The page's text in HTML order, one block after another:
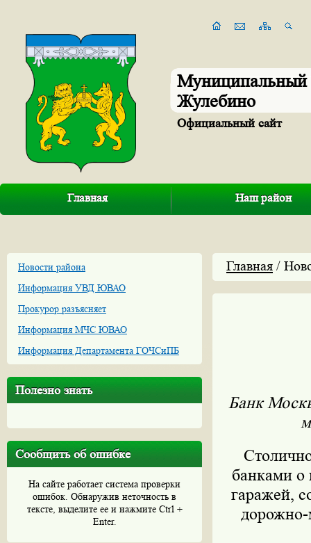
Муниципальный
Жулебино
Официальный сайт
Главная Наш район
Новости района
Информация УВД ЮВАО
Прокурор разъясняет
Информация МЧС ЮВАО
Информация Департамента ГОЧСиПБ
Полезно знать
Сообщить об ошибке
На сайте работает система проверки
ошибок. Обнаружив неточность в
тексте, выделите ее и нажмите Ctrl +
Enter.
Главная /
Банк
банками о
гаражей,
дорожно-